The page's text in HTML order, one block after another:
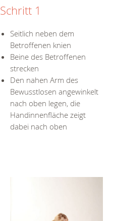
Schritt 1
Seitlich neben dem
Betroffenen knien
Beine des Betroffenen
strecken
Den nahen Arm des
Bewusstlosen angewinkelt
nach oben legen, die
Handinnenfläche zeigt
dabei nach oben